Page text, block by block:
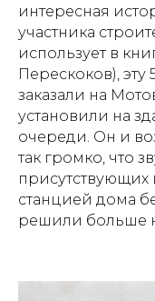
интересная
участника
использует в
Перескоков),
заказали на
установили на
очереди. Он и
так громко, что
присутствующих
станцией дома
решили больше